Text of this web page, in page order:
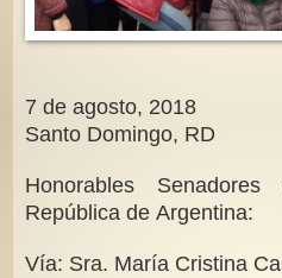
7 de agosto, 2018
Santo Domingo, RD
Honorables
República de Argentina:
Vía: Sra. María Cristina